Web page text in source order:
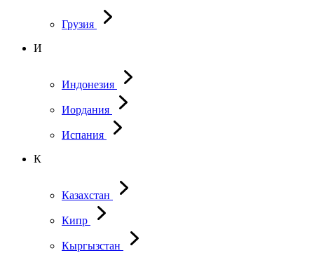
Грузия
И
Индонезия
Иордания
Испания
К
Казахстан
Кипр
Кыргызстан